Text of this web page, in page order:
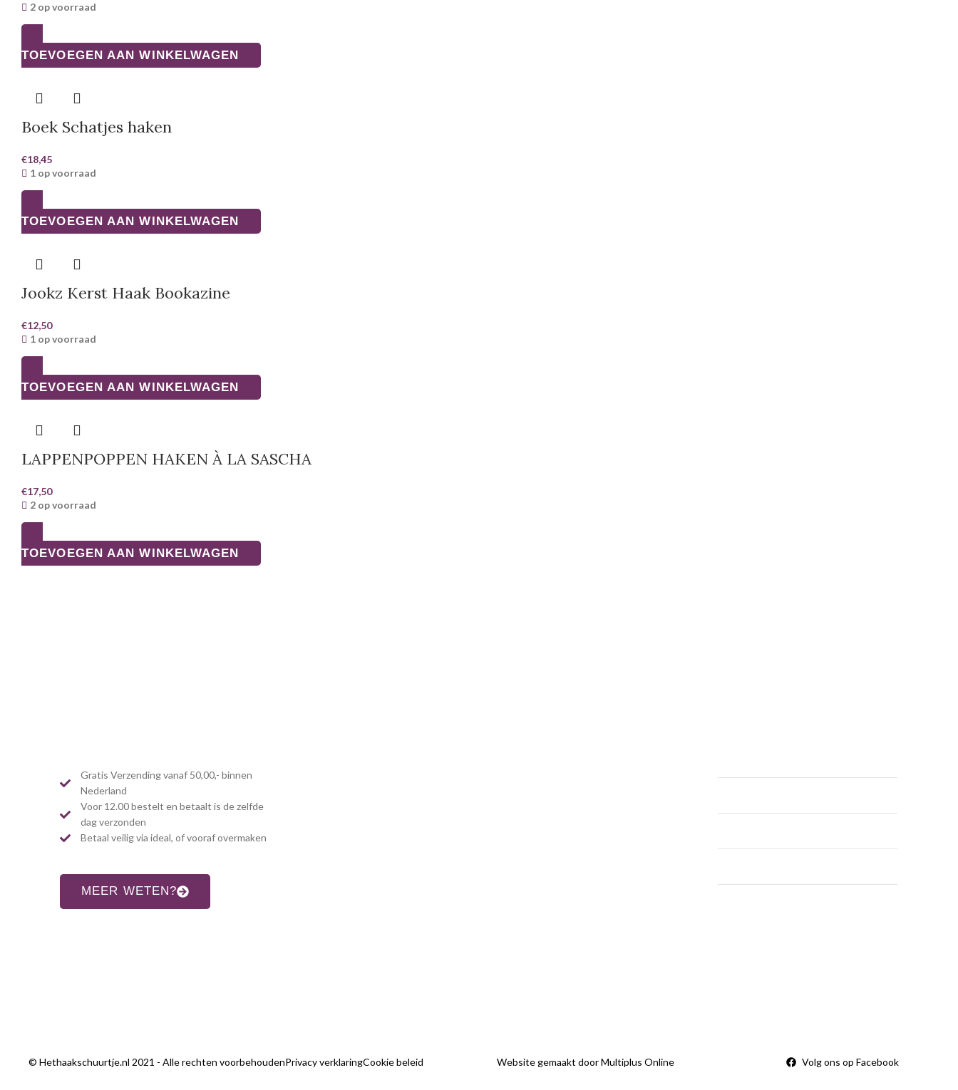
2 op voorraad
TOEVOEGEN AAN WINKELWAGEN
Boek Schatjes haken
€18,45
1 op voorraad
TOEVOEGEN AAN WINKELWAGEN
Jookz Kerst Haak Bookazine
€12,50
1 op voorraad
TOEVOEGEN AAN WINKELWAGEN
LAPPENPOPPEN HAKEN À LA SASCHA
€17,50
2 op voorraad
TOEVOEGEN AAN WINKELWAGEN
Gratis Verzending vanaf 50,00,- binnen
Nederland
Voor 12.00 bestelt en betaalt is de zelfde
dag verzonden
Betaal veilig via ideal, of vooraf overmaken
MEER WETEN?
© Hethaakschuurtje.nl 2021 - Alle rechten voorbehoudenPrivacy verklaringCookie beleid Website gemaakt door Multiplus Online Volg ons op Facebook